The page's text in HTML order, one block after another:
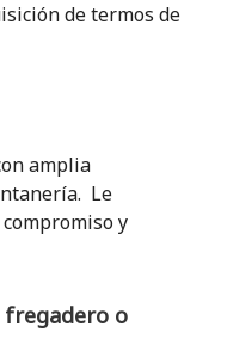
de termos de
amplia
Le
y
fregadero o